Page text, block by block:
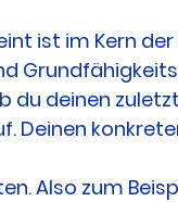
ist im Kern
du deinen
Deinen
Also zum